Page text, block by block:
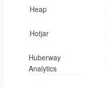
Heap
Hotjar
Huberway
Analytics